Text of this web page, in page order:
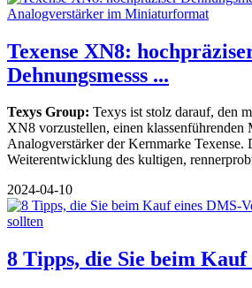
Texense XN8:
Dehnungsmesss ...
Texys Group: Texys ist stolz darauf, den
XN8 vorzustellen, einen
Analogverstärker der Kernmarke Texense.
Weiterentwicklung des kultigen,
2024-04-10
8 Tipps, die Sie beim Kauf